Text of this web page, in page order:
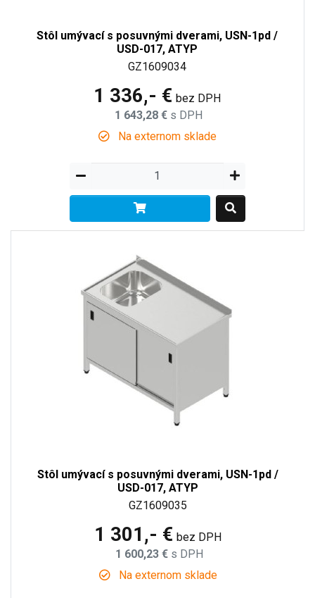
Stôl umývací s posuvnými dverami, USN-1pd /
USD-017, ATYP
GZ1609034
1 336,- € bez DPH
1 643,28 € s DPH
Na externom sklade
Stôl umývací s posuvnými dverami, USN-1pd /
USD-017, ATYP
GZ1609035
1 301,- € bez DPH
1 600,23 € s DPH
Na externom sklade